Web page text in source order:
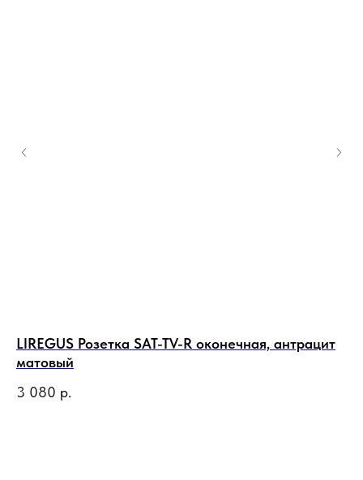
LIREGUS Розетка SAT-TV-R оконечная, антрацит
матовый
3 080 р.